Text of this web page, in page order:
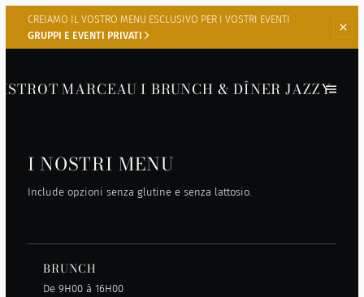
CREIAMO IL VOSTRO MENU ESCLUSIVO PER I VOSTRI EVENTI
GRUPPI E EVENTI PRIVATI
MARCEAU I BRUNCH & DÎNER JAZZY
I NOSTRI MENU
Include opzioni senza glutine e senza lattosio.
BRUNCH
De 9H00 à 16H00